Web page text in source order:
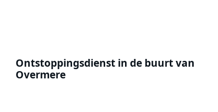
Ontstoppingsdienst in de buurt van
Overmere